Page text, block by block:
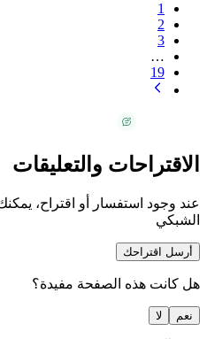
1
2
3
…
19
الاقتراحات والتعليقات
عند وجود استفسار أو اقتراح،
الشبكي
أرسل اقتراحك
هل كانت هذه الصفحة مفيدة؟
نعم لا